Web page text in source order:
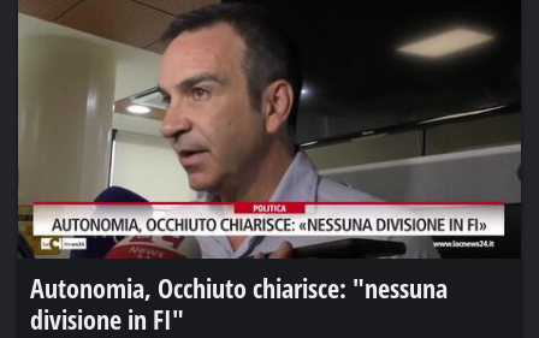
Autonomia, Occhiuto chiarisce: "nessuna
divisione in FI"